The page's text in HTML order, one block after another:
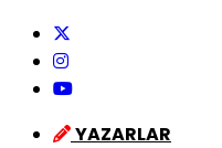
YAZARLAR